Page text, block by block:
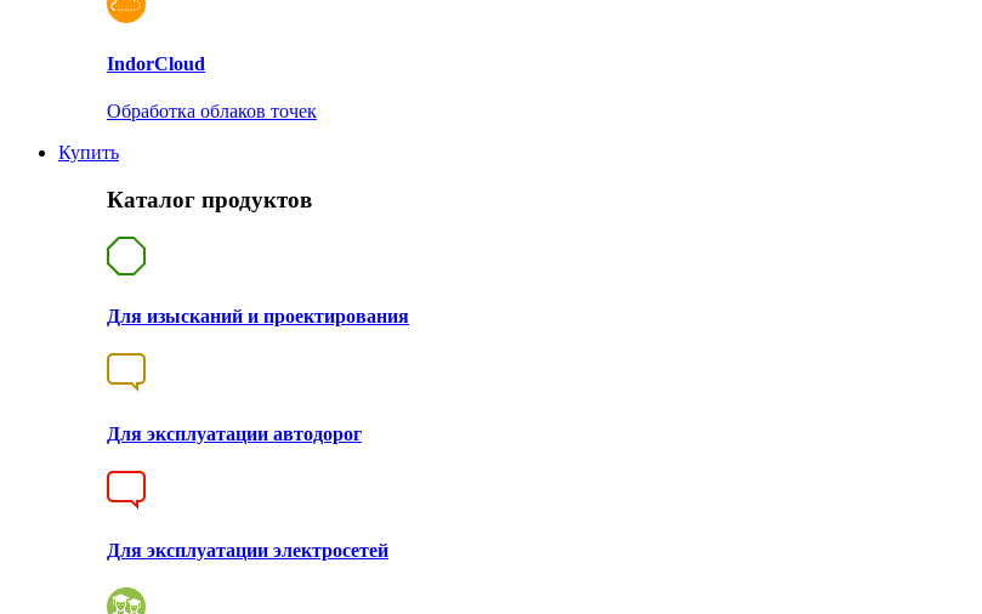
IndorCloud
Обработка облаков точек
Купить
Каталог продуктов
Для изысканий и проектирования
Для эксплуатации автодорог
Для эксплуатации электросетей